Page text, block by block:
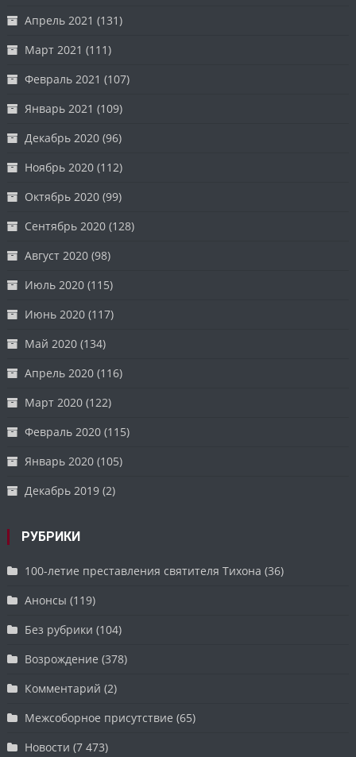
Апрель 2021 (131)
Март 2021 (111)
Февраль 2021 (107)
Январь 2021 (109)
Декабрь 2020 (96)
Ноябрь 2020 (112)
Октябрь 2020 (99)
Сентябрь 2020 (128)
Август 2020 (98)
Июль 2020 (115)
Июнь 2020 (117)
Май 2020 (134)
Апрель 2020 (116)
Март 2020 (122)
Февраль 2020 (115)
Январь 2020 (105)
Декабрь 2019 (2)
РУБРИКИ
100-летие преставления святителя Тихона (36)
Анонсы (119)
Без рубрики (104)
Возрождение (378)
Комментарий (2)
Межсоборное присутствие (65)
Новости (7 473)